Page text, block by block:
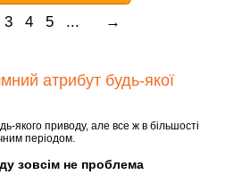
3 4 5 ... →
атрибут будь-якої
якого приводу, але все ж в більшості
періодом.
зовсім не проблема